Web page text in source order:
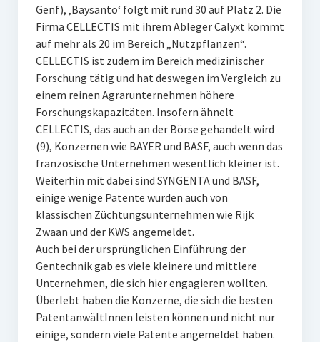
Genf), ‚Baysanto‘ folgt mit rund 30 auf Platz 2. Die
Firma CELLECTIS mit ihrem Ableger Calyxt kommt
auf mehr als 20 im Bereich „Nutzpflanzen“.
CELLECTIS ist zudem im Bereich medizinischer
Forschung tätig und hat deswegen im Vergleich zu
einem reinen Agrarunternehmen höhere
Forschungskapazitäten. Insofern ähnelt
CELLECTIS, das auch an der Börse gehandelt wird
(9), Konzernen wie BAYER und BASF, auch wenn das
französische Unternehmen wesentlich kleiner ist.
Weiterhin mit dabei sind SYNGENTA und BASF,
einige wenige Patente wurden auch von
klassischen Züchtungsunternehmen wie Rijk
Zwaan und der KWS angemeldet.
Auch bei der ursprünglichen Einführung der
Gentechnik gab es viele kleinere und mittlere
Unternehmen, die sich hier engagieren wollten.
Überlebt haben die Konzerne, die sich die besten
PatentanwältInnen leisten können und nicht nur
einige, sondern viele Patente angemeldet haben.